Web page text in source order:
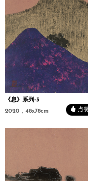
《息》系列-3
2020，48x78cm
点